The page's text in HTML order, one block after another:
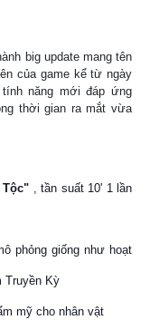
big update mang tên
của game kể từ ngày
năng mới đáp ứng
thời gian ra mắt vừa
Tộc" , tần suất 10' 1 lần
phỏng giống như hoạt
Truyền Kỳ
mỹ cho nhân vật